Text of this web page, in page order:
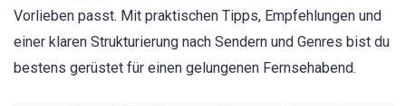
Vorlieben passt. Mit praktischen Tipps, Empfehlungen und
einer klaren Strukturierung nach Sendern und Genres bist du
bestens gerüstet für einen gelungenen Fernsehabend.